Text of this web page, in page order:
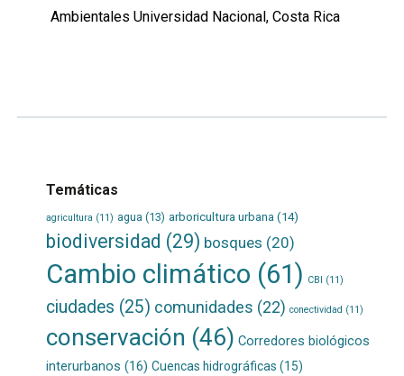
Ambientales Universidad Nacional, Costa Rica
Temáticas
agricultura (11) agua (13) arboricultura urbana(14)
biodiversidad (29) bosques (20)
Cambio climático (61) CBI (11)
ciudades (25) comunidades (22) conectividad (11)
conservación (46) Corredores biológicos
interurbanos (16) Cuencas hidrográficas (15)